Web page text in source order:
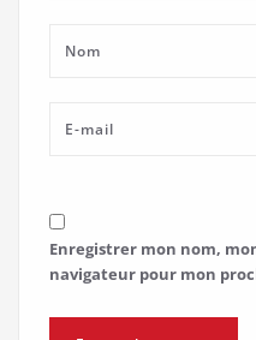
Enregistrer mon nom,
navigateur pour mon